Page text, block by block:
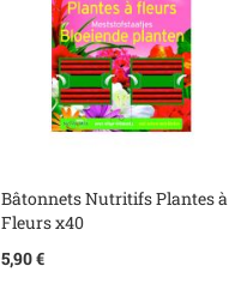
Bâtonnets Nutritifs Plantes à
Fleurs x40
5,90 €